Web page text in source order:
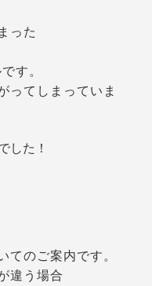
った
す。
ってしまっていま
した！
てのご案内です。
違う場合